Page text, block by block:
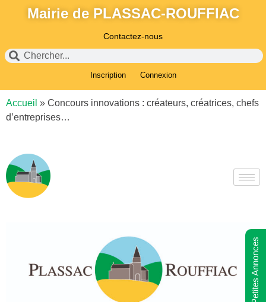
Mairie de PLASSAC-ROUFFIAC
Contactez-nous
Inscription Connexion
Accueil » Concours innovations : créateurs, créatrices, chefs
d’entreprises…
Petites Annonces